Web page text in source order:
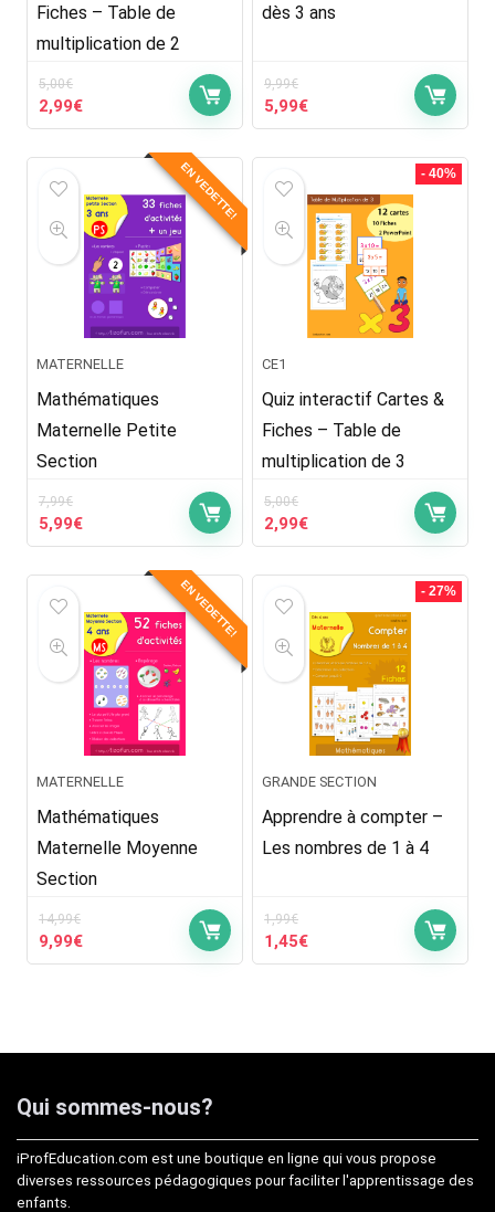
Fiches – Table de
multiplication de 2
5,00€
Le
prix
5,00€.
2,99€Le
prix
2,99€.
dès 3 ans
9,99€
Le
prix
9,99€.
5,99€Le
prix
5,99€.
EN VEDETTE!
MATERNELLE
Mathématiques
Maternelle Petite
Section
7,99€
Le
prix
7,99€.
5,99€Le
prix
5,99€.
- 40%
CE1
Quiz interactif Cartes &
Fiches – Table de
multiplication de 3
5,00€
Le
prix
5,00€.
2,99€Le
prix
2,99€.
EN VEDETTE!
MATERNELLE
Mathématiques
Maternelle Moyenne
Section
14,99€
Le
prix
9,99€Le
prix
- 27%
GRANDE SECTION
Apprendre à compter –
Les nombres de 1 à 4
1,99€
Le
prix
1,45€Le
prix
Qui sommes-nous?
iProfEducation.com est une boutique en ligne qui vous propose
diverses ressources pédagogiques pour faciliter l'apprentissage des
enfants.